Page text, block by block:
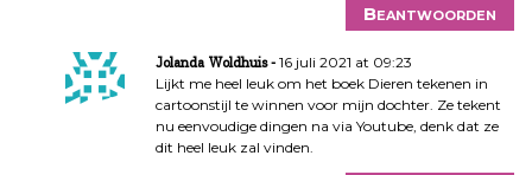
Beantwoorden
Jolanda Woldhuis
16 juli 2021 at 09:23
Lijkt me heel leuk om het boek Dieren tekenen in
cartoonstijl te winnen voor mijn dochter. Ze tekent
nu eenvoudige dingen na via Youtube, denk dat ze
dit heel leuk zal vinden.